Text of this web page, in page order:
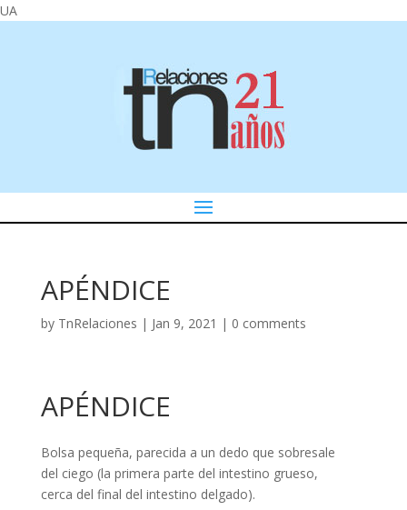
UA
APÉNDICE
by TnRelaciones | Jan 9, 2021 | 0 comments
APÉNDICE
Bolsa pequeña, parecida a un dedo que sobresale
del ciego (la primera parte del intestino grueso,
cerca del final del intestino delgado).